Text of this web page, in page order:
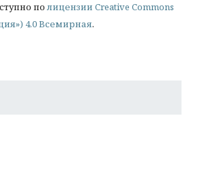
полицензии Creative Commons
4.0 Всемирная.